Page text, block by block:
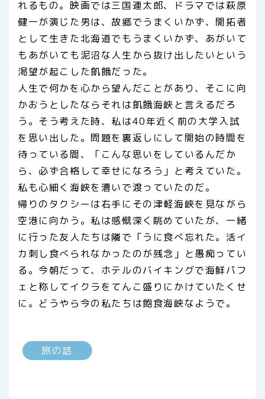
れるもの。映画では三国連太郎、ドラマでは萩原
健一が演じた男は、故郷でうまくいかず、開拓者
として生きた北海道でもうまくいかず、あがいて
もあがいても泥沼な人生から抜け出したいという
渇望が起こした飢餓だった。
人生で何かを心から望んだことがあり、そこに向
かおうとしたならそれは飢餓海峡と言えるだろ
う。そう考えた時、私は40年近く前の大学入試
を思い出した。問題を裏返しにして開始の時間を
待っている間、「こんな思いをしているんだか
ら、必ず合格して幸せになろう」と考えていた。
私も心細く海峡を漕いで渡っていたのだ。
帰りのタクシーは右手にその津軽海峡を見ながら
空港に向かう。私は感慨深く眺めていたが、一緒
に行った友人たちは隣で「うに食べ忘れた。活イ
カ刺し食べられなかったのが残念」と愚痴ってい
る。今朝だって、ホテルのバイキングで海鮮パフ
ェと称してイクラをてんこ盛りにかけていたくせ
に。どうやら今の私たちは飽食海峡なようで。
旅の話